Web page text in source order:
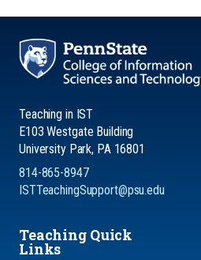
Teaching in IST
E103 Westgate Building
University Park, PA 16801
814-865-8947
ISTTeachingSupport@psu.edu
Teaching Quick
Links